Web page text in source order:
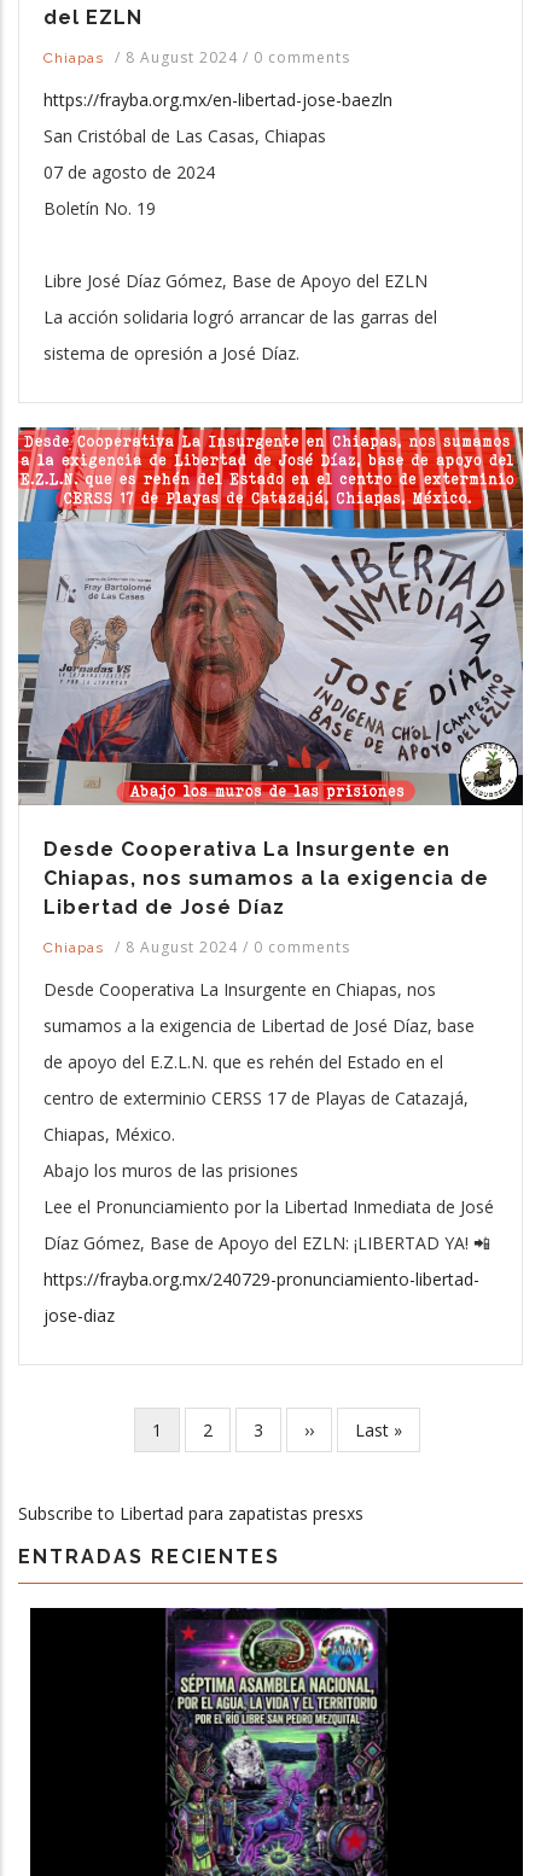
del EZLN
Chiapas / 8 August 2024 / 0 comments
https://frayba.org.mx/en-libertad-jose-baezln
San Cristóbal de Las Casas, Chiapas
07 de agosto de 2024
Boletín No. 19
Libre José Díaz Gómez, Base de Apoyo del EZLN
La acción solidaria logró arrancar de las garras del
sistema de opresión a José Díaz.
Desde Cooperativa La Insurgente en
Chiapas, nos sumamos a la exigencia de
Libertad de José Díaz
Chiapas / 8 August 2024 / 0 comments
Desde Cooperativa La Insurgente en Chiapas, nos
sumamos a la exigencia de Libertad de José Díaz, base
de apoyo del E.Z.L.N. que es rehén del Estado en el
centro de exterminio CERSS 17 de Playas de Catazajá,
Chiapas, México.
Abajo los muros de las prisiones
Lee el Pronunciamiento por la Libertad Inmediata de José
Díaz Gómez, Base de Apoyo del EZLN: ¡LIBERTAD YA! 📲
https://frayba.org.mx/240729-pronunciamiento-libertad-
jose-diaz
Current
page
1 Page
2 Page
3
Next
page
››
Last
page
Last »
Subscribe to Libertad para zapatistas presxs
ENTRADAS RECIENTES